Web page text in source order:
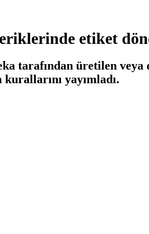
etiket
tarafından üretilen
yayımladı.